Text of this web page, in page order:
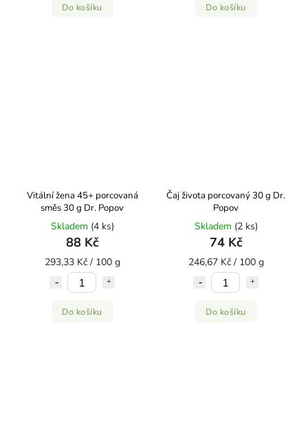
Do košíku Do košíku
Vitální žena 45+ porcovaná
směs 30 g Dr. Popov
Skladem (4 ks)
88 Kč
293,33 Kč / 100 g
Do košíku
Čaj života porcovaný 30 g Dr.
Popov
Skladem (2 ks)
74 Kč
246,67 Kč / 100 g
Do košíku